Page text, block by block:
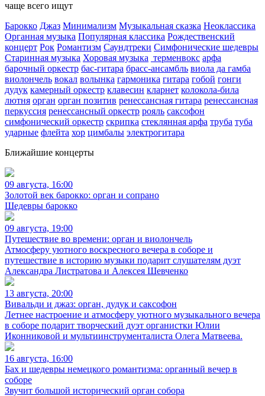
чаще всего ищут
Барокко Джаз Минимализм Музыкальная сказка Неоклассика
Органная музыка Популярная классика Рождественский
концерт Рок Романтизм Саундтреки Симфонические шедевры
Старинная музыка Хоровая музыка терменвокс арфа
барочный оркестр бас-гитара брасс-ансамбль виола да гамба
виолончель вокал волынка гармоника гитара гобой гонги
дудук камерный оркестр клавесин кларнет колокола-била
лютня орган орган позитив ренессансная гитара ренессансная
перкуссия ренессансный оркестр рояль саксофон
симфонический оркестр скрипка стеклянная арфа труба туба
ударные флейта хор цимбалы электрогитара
Ближайшие концерты
09 августа, 16:00
Золотой век барокко: орган и сопрано
Шедевры барокко
09 августа, 19:00
Путешествие во времени: орган и виолончель
Атмосферу уютного воскресного вечера в соборе и
путешествие в историю музыки подарит слушателям дуэт
Александра Листратова и Алексея Шевченко
13 августа, 20:00
Вивальди и джаз: орган, дудук и саксофон
Летнее настроение и атмосферу уютного музыкального вечера
в соборе подарит творческий дуэт органистки Юлии
Иконниковой и мультиинструменталиста Олега Матвеева.
16 августа, 16:00
Бах и шедевры немецкого романтизма: органный вечер в
соборе
Звучит большой исторический орган собора